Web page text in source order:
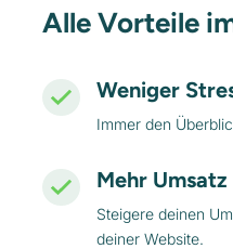
Alle Vorteile
Weniger
Immer den
Mehr Umsatz
Steigere deinen
deiner Website.